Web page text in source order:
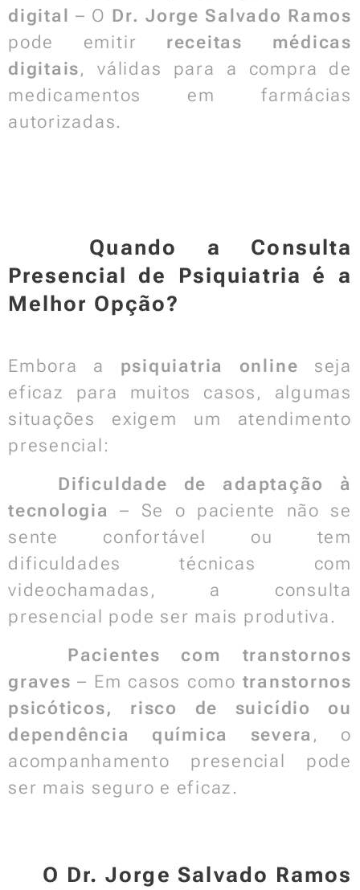
digital – O Dr. Jorge Salvado Ramos
pode emitir receitas médicas
digitais, válidas para a compra de
medicamentos em farmácias
autorizadas.
📌 Quando a Consulta
Presencial de Psiquiatria é a
Melhor Opção?
Embora a psiquiatria online seja
eficaz para muitos casos, algumas
situações exigem um atendimento
presencial:
Dificuldade de adaptação à
tecnologia
– Se o paciente não se
sente confortável ou tem
dificuldades técnicas com
videochamadas, a consulta
presencial pode ser mais produtiva.
Pacientes com transtornos
graves – Em casos como transtornos
psicóticos, risco de suicídio ou
dependência química severa , o
acompanhamento presencial pode
ser mais seguro e eficaz.
📌 O Dr. Jorge Salvado Ramos